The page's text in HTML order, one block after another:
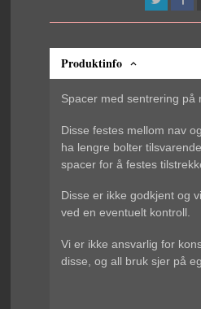
Produktinfo
Spacer med sentrering på
Disse festes mellom nav
ha lengre bolter
spacer for å festes
Disse er ikke godkjent og
ved en eventuelt kontroll.
Vi er ikke ansvarlig for
disse, og all bruk sjer på